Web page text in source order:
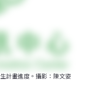
計畫進度。攝影：陳文姿